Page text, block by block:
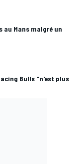
au Mans malgré un
Bulls "n'est plus